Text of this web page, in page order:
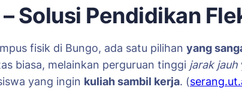
Solusi Pendidikan
fisik di Bungo, ada satu pilihan yang
biasa, melainkan perguruan tinggi jarak jauh
yang ingin kuliah sambil kerja. (